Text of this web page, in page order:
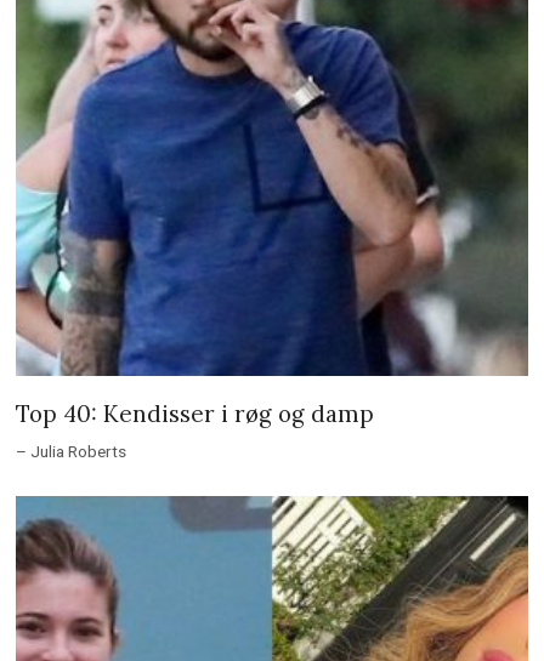
Top 40: Kendisser i røg og damp
– Julia Roberts